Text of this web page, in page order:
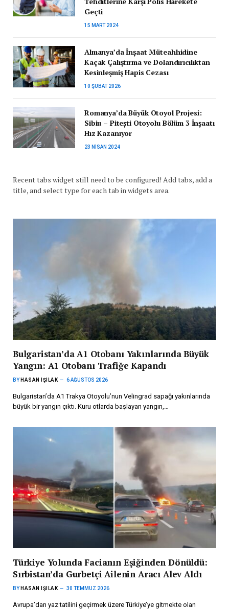
Geçti
15 MART 2024
Almanya’da İnşaat Müteahhidine
Kaçak Çalıştırma ve Dolandırıcılıktan
Kesinleşmiş Hapis Cezası
10 ŞUBAT 2026
Romanya’da Büyük Otoyol Projesi:
Sibiu – Pitești Otoyolu Bölüm 3 İnşaatı
Hız Kazanıyor
23 NISAN 2024
Recent tabs widget still need to be configured! Add tabs, add a
title, and select type for each tab in widgets area.
Bulgaristan’da A1 Otobanı Yakınlarında Büyük
Yangın: A1 Otobanı Trafiğe Kapandı
BY HASAN IŞILAK 6 AĞUSTOS 2026
Bulgaristan’da A1 Trakya Otoyolu’nun Velingrad sapağı yakınlarında
büyük bir yangın çıktı. Kuru otlarda başlayan yangın,…
Türkiye Yolunda Facianın Eşiğinden Dönüldü:
Sırbistan’da Gurbetçi Ailenin Aracı Alev Aldı
BY HASAN IŞILAK 30 TEMMUZ 2026
Avrupa’dan yaz tatilini geçirmek üzere Türkiye’ye gitmekte olan